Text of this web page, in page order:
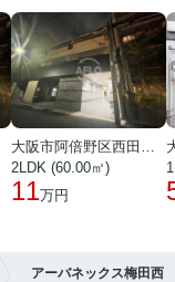
2LDK (60.00㎡)
11万円
アーバネックス梅田西